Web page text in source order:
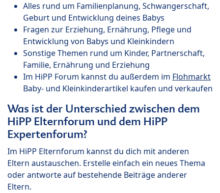
Alles rund um Familienplanung, Schwangerschaft,
Geburt und Entwicklung deines Babys
Fragen zur Erziehung, Ernährung, Pflege und
Entwicklung von Babys und Kleinkindern
Sonstige Themen rund um Kinder, Partnerschaft,
Familie, Ernährung und Erziehung
Im HiPP Forum kannst du außerdem im Flohmarkt
Baby- und Kleinkinderartikel kaufen und verkaufen
Was ist der Unterschied zwischen dem
HiPP Elternforum und dem HiPP
Expertenforum?
Im HiPP Elternforum kannst du dich mit anderen
Eltern austauschen. Erstelle einfach ein neues Thema
oder antworte auf bestehende Beiträge anderer
Eltern.